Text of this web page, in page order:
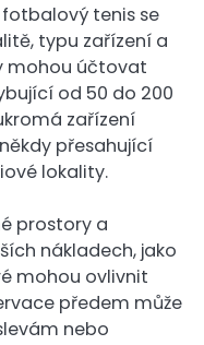
tenis se
typu zařízení a
mohou účtovat
od 50 do 200
zařízení
přesahující
lokality.
prostory a
nákladech, jako
mohou ovlivnit
předem může
nebo